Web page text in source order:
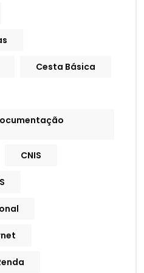
Cesta Básica
CNIS